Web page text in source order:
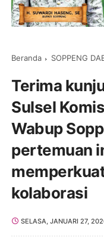
Beranda SOPPENG
Terima
Sulsel
Wabup
pertemuan
kolaborasi
SELASA, JANUARI 27,